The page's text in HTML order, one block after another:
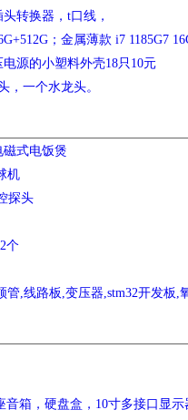
转换器，t口线，
；金属薄款 i7 1185G7
源的小塑料外壳18只10元
，一个水龙头。
式电饭煲
机
探头
个
管,线路板,变压器,stm32开发板,
音箱，硬盘盒，10寸多接口显